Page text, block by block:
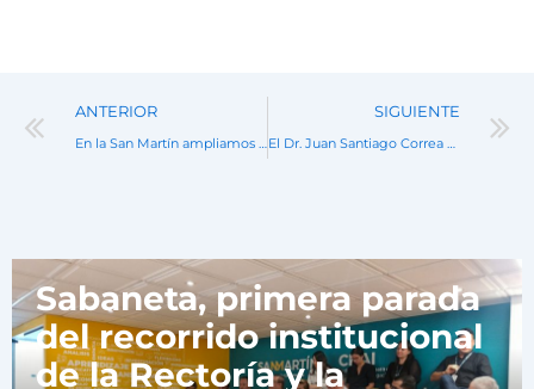
Prev
ANTERIOR SIGUIENTE
Sabaneta, primera parada
del recorrido institucional
de la Rectoría y la